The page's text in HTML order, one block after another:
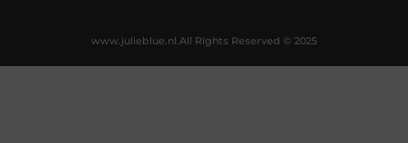
All Rights Reserved © 2025
www.julieblue.nl.